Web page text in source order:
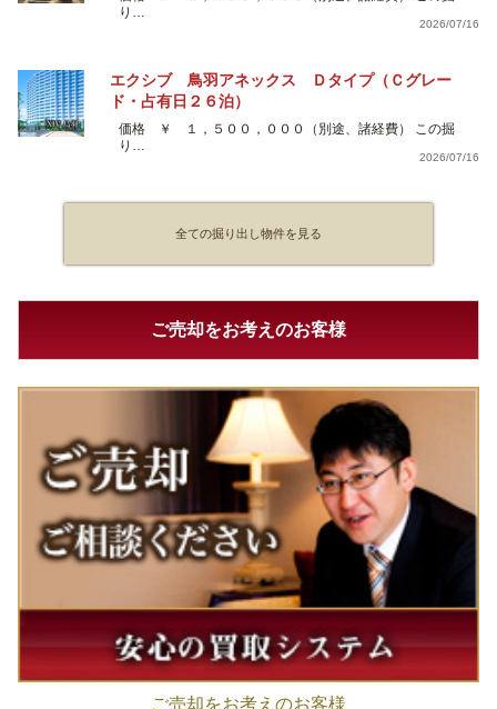
り…
2026/07/16
エクシブ 鳥羽アネックス Ｄタイプ（Ｃグレー
ド・占有日２６泊）
価格 ￥ １，５００，０００（別途、諸経費） この掘
り…
2026/07/16
全ての掘り出し物件を見る
ご売却をお考えのお客様
ご売却をお考えのお客様